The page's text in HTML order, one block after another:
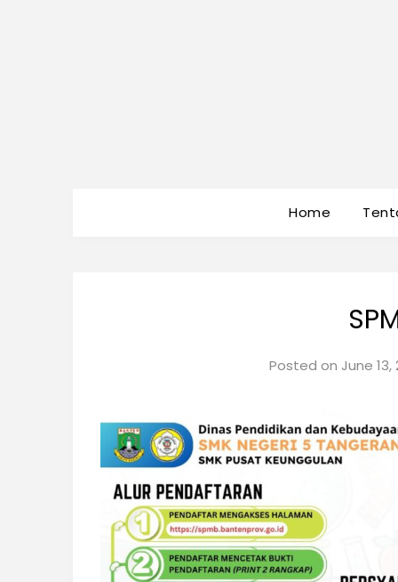
Home
Posted on June 13,